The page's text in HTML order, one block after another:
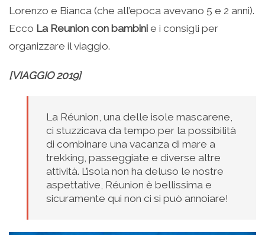
Lorenzo e Bianca (che all’epoca avevano 5 e 2 anni).
Ecco La Reunion con bambini e i consigli per
organizzare il viaggio.
[VIAGGIO 2019]
La Réunion, una delle isole mascarene,
ci stuzzicava da tempo per la possibilità
di combinare una vacanza di mare a
trekking, passeggiate e diverse altre
attività. L’isola non ha deluso le nostre
aspettative, Réunion è bellissima e
sicuramente qui non ci si può annoiare!